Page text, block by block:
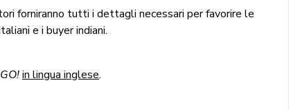
forniranno tutti i dettagli necessari per favorire le
e i buyer indiani.
in lingua inglese.